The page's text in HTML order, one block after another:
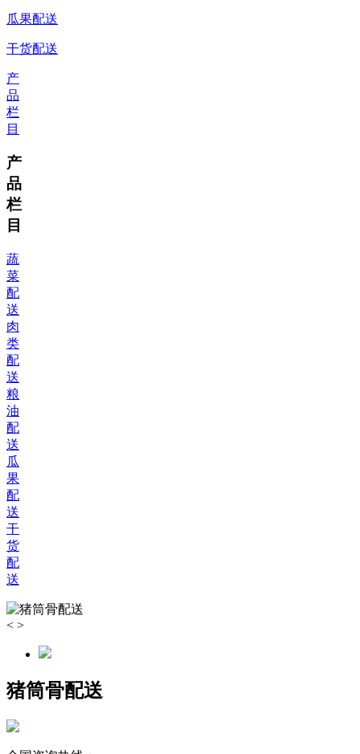
瓜果配送
干货配送
产
品
栏
目
产
品
栏
目
蔬
菜
配
送
肉
类
配
送
粮
油
配
送
瓜
果
配
送
干
货
配
送
< >
猪筒骨配送